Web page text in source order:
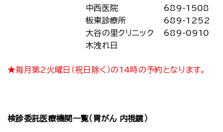
中西医院
689-1508
板東診療所
689-1252
大谷の里クリニック
木洩れ日
689-0910
★毎月第2火曜日（祝日除く）の14時の予約となります。
検診委託医療機関一覧（胃がん 内視鏡）